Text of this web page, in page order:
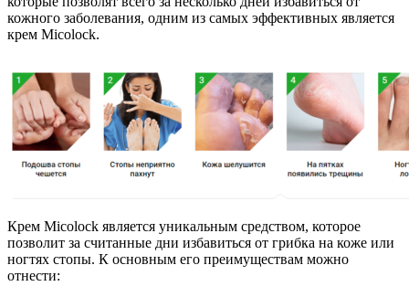
кожного заболевания, одним из самых эффективных является
крем Micolock.
Крем Micolock является уникальным средством, которое
позволит за считанные дни избавиться от грибка на коже или
ногтях стопы. К основным его преимуществам можно
отнести: